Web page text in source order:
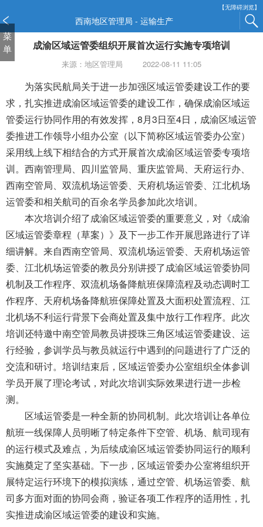
【无障碍浏览】
西南地区管理局 - 运输生产
菜
单
成渝区域运管委组织开展首次运行实施专项培训
来源：地区管理局 2022-08-11 11:05
为落实民航局关于进一步加强区域运管委建设工作的要
求，扎实推进成渝区域运管委的建设工作，确保成渝区域运
管委运行协同作用的有效发挥， 8月3日至4日， 成渝区域运管
委推进工作领导小组办公室（以下简称区域运管委办公室）
采用线上线下相结合的方式开展首次成渝区域运管委专项培
训。西南管理局、四川监管局、重庆监管局、天府运行办、
西南空管局、双流机场运管委、天府机场运管委、江北机场
运管委和相关航司的百余名学员参加此次培训。
本次培训介绍了成渝区域运管委的重要意义，对《成渝
区域运管委章程（草案）》及下一步工作开展思路进行了详
细讲解。 来自西南空管局、双流机场运管委、天府机场运管
委、江北机场运管委的教员分别讲授了成渝区域运管委协同
机制及工作程序、双流机场备降航班保障流程及动态调时工
作程序、天府机场备降航班保障处置及大面积处置流程、江
北机场不利运行背景下会商处置及集中放行工作程序。此次
培训还特邀中南空管局教员讲授珠三角区域运管委建设、运
行经验，参训学员与教员就运行中遇到的问题进行了广泛的
交流和研讨。培训结束后，区域运管委办公室组织全体参训
学员开展了理论考试，对此次培训实际效果进行进一步检
测。
区域运管委是一种全新的协同机制。此次培训让各单位
航班一线保障人员明晰了特定条件下空管、机场、航司现有
的运行模式及难点，为后续成渝区域运管委协同运行的顺利
实施奠定了坚实基础。下一步，区域运管委办公室将组织开
展特定运行环境下的模拟演练，通过空管、机场运管委、航
司多方面对面的协同会商，验证各项工作程序的适用性，扎
实推进成渝区域运管委的建设和实施。
窗
口
打
说
明
页
面,
Alt
加
波
打
开
导
盲
模
式